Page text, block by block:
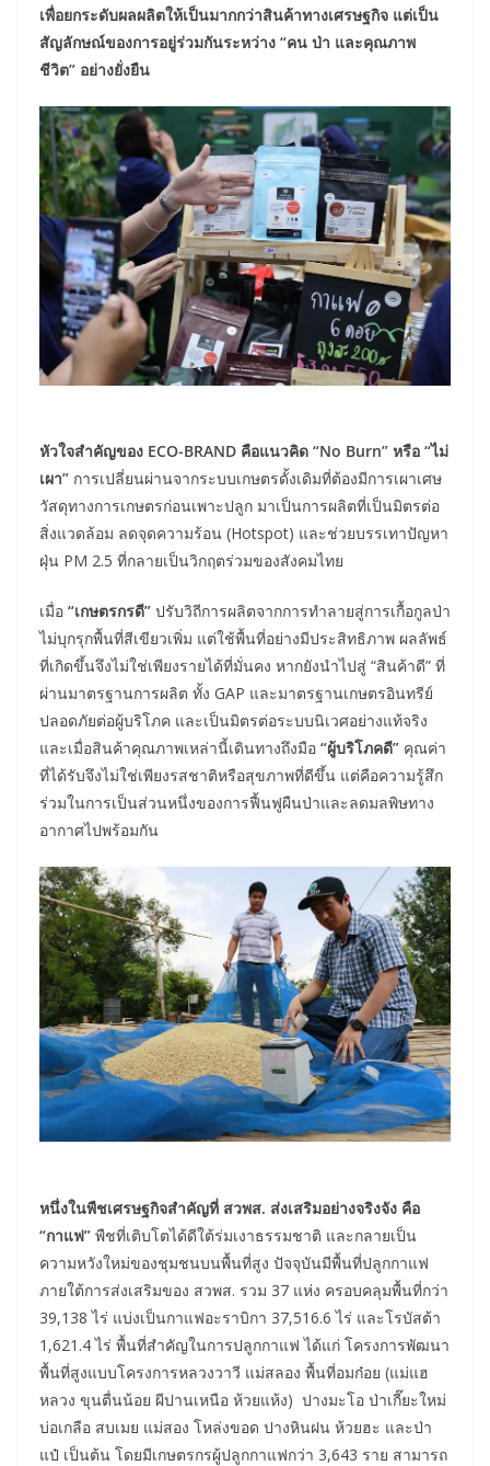
เพื่อยกระดับผลผลิตให้เป็นมากกว่าสินค้าทางเศรษฐกิจ แต่เป็น
สัญลักษณ์ของการอยู่ร่วมกันระหว่าง “คน ป่า และคุณภาพ
ชีวิต” อย่างยั่งยืน
หัวใจสำคัญของ ECO-BRAND คือแนวคิด “No Burn” หรือ “ไม่
เผา” การเปลี่ยนผ่านจากระบบเกษตรดั้งเดิมที่ต้องมีการเผาเศษ
วัสดุทางการเกษตรก่อนเพาะปลูก มาเป็นการผลิตที่เป็นมิตรต่อ
สิ่งแวดล้อม ลดจุดความร้อน (Hotspot) และช่วยบรรเทาปัญหา
ฝุ่น PM 2.5 ที่กลายเป็นวิกฤตร่วมของสังคมไทย
เมื่อ “เกษตรกรดี” ปรับวิถีการผลิตจากการทำลายสู่การเกื้อกูลป่า
ไม่บุกรุกพื้นที่สีเขียวเพิ่ม แต่ใช้พื้นที่อย่างมีประสิทธิภาพ ผลลัพธ์
ที่เกิดขึ้นจึงไม่ใช่เพียงรายได้ที่มั่นคง หากยังนำไปสู่ “สินค้าดี” ที่
ผ่านมาตรฐานการผลิต ทั้ง GAP และมาตรฐานเกษตรอินทรีย์
ปลอดภัยต่อผู้บริโภค และเป็นมิตรต่อระบบนิเวศอย่างแท้จริง
และเมื่อสินค้าคุณภาพเหล่านี้เดินทางถึงมือ “ผู้บริโภคดี” คุณค่า
ที่ได้รับจึงไม่ใช่เพียงรสชาติหรือสุขภาพที่ดีขึ้น แต่คือความรู้สึก
ร่วมในการเป็นส่วนหนึ่งของการฟื้นฟูผืนป่าและลดมลพิษทาง
อากาศไปพร้อมกัน
หนึ่งในพืชเศรษฐกิจสำคัญที่ สวพส. ส่งเสริมอย่างจริงจัง คือ
“กาแฟ” พืชที่เติบโตได้ดีใต้ร่มเงาธรรมชาติ และกลายเป็น
ความหวังใหม่ของชุมชนบนพื้นที่สูง ปัจจุบันมีพื้นที่ปลูกกาแฟ
ภายใต้การส่งเสริมของ สวพส. รวม 37 แห่ง ครอบคลุมพื้นที่กว่า
39,138 ไร่ แบ่งเป็นกาแฟอะราบิกา 37,516.6 ไร่ และโรบัสต้า
1,621.4 ไร่ พื้นที่สำคัญในการปลูกกาแฟ ได้แก่ โครงการพัฒนา
พื้นที่สูงแบบโครงการหลวงวาวี แม่สลอง พื้นที่อมก๋อย (แม่แฮ
หลวง ขุนตื่นน้อย ผีปานเหนือ ห้วยแห้ง) ปางมะโอ ป่าเกี๊ยะใหม่
บ่อเกลือ สบเมย แม่สอง โหล่งขอด ปางหินฝน ห้วยฮะ และป่า
แป๋ เป็นต้น โดยมีเกษตรกรผู้ปลูกกาแฟกว่า 3,643 ราย สามารถ